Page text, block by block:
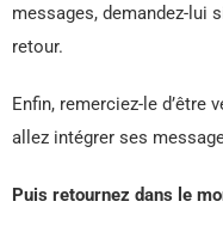
messages, demandez-lui
retour.
Enfin, remerciez-le d’être
allez intégrer ses
Puis retournez dans le